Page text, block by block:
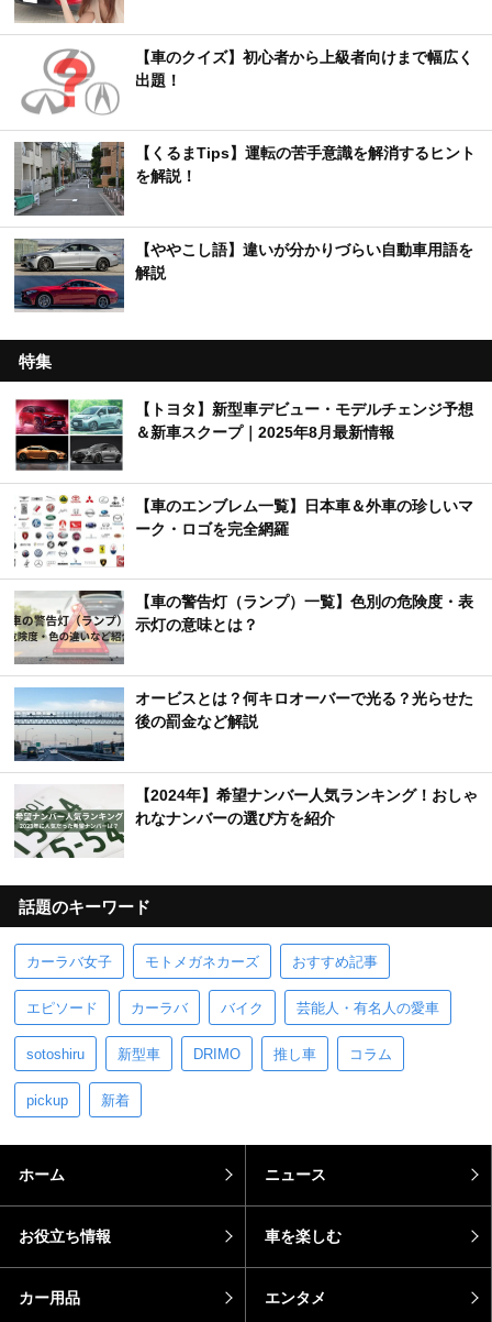
【車のクイズ】初心者から上級者向けまで幅広く
出題！
【くるまTips】運転の苦手意識を解消するヒント
を解説！
【ややこし語】違いが分かりづらい自動車用語を
解説
特集
【トヨタ】新型車デビュー・モデルチェンジ予想
＆新車スクープ｜2025年8月最新情報
【車のエンブレム一覧】日本車＆外車の珍しいマ
ーク・ロゴを完全網羅
【車の警告灯（ランプ）一覧】色別の危険度・表
示灯の意味とは？
オービスとは？何キロオーバーで光る？光らせた
後の罰金など解説
【2024年】希望ナンバー人気ランキング！おしゃ
れなナンバーの選び方を紹介
話題のキーワード
カーラバ女子 モトメガネカーズ おすすめ記事
エピソード カーラバ バイク 芸能人・有名人の愛車
sotoshiru 新型車 DRIMO 推し車 コラム
pickup 新着
ホーム ニュース
お役立ち情報 車を楽しむ
カー用品 エンタメ